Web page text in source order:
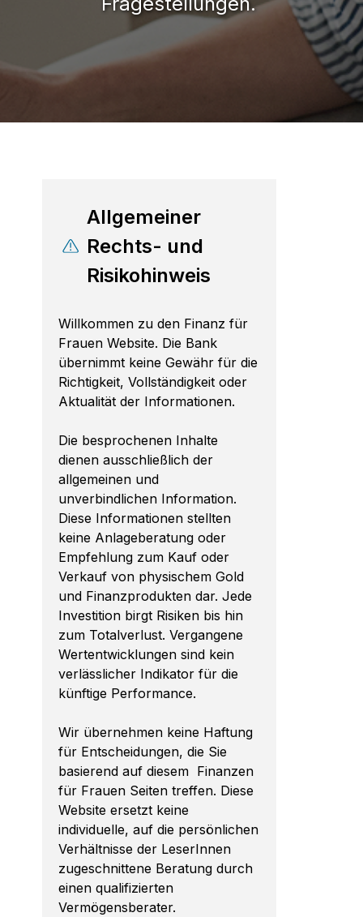
Allgemeiner
Rechts- und
Risikohinweis
Willkommen zu den Finanz für
Frauen Website. Die Bank
übernimmt keine Gewähr für die
Richtigkeit, Vollständigkeit oder
Aktualität der Informationen.
Die besprochenen Inhalte
dienen ausschließlich der
allgemeinen und
unverbindlichen Information.
Diese Informationen stellten
keine Anlageberatung oder
Empfehlung zum Kauf oder
Verkauf von physischem Gold
und Finanzprodukten dar. Jede
Investition birgt Risiken bis hin
zum Totalverlust. Vergangene
Wertentwicklungen sind kein
verlässlicher Indikator für die
künftige Performance.
Wir übernehmen keine Haftung
für Entscheidungen, die Sie
basierend auf diesem Finanzen
für Frauen Seiten treffen. Diese
Website ersetzt keine
individuelle, auf die persönlichen
Verhältnisse der LeserInnen
zugeschnittene Beratung durch
einen qualifizierten
Vermögensberater.